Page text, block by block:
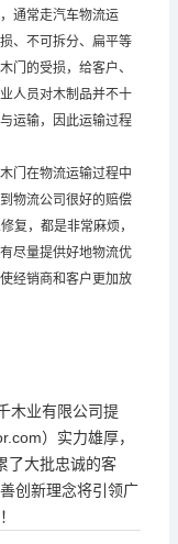
通常走汽车物流运
、不可拆分、扁平等
门的受损，给客户、
人员对木制品并不十
运输，因此运输过程
门在物流运输过程中
物流公司很好的赔偿
复，都是非常麻烦，
尽量提供好地物流优
经销商和客户更加放
木业有限公司提
）实力雄厚，
了大批忠诚的客
创新理念将引领广